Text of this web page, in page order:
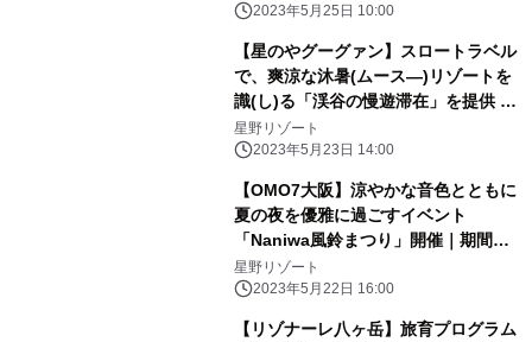
NASU(ナス)」のフルコース～| 期間：
2023年5月25日 10:00
【星のやグーグァン】スロートラベル
で、爽涼な沐暑(ムース―)リゾートを
識(し)る「渓谷の慢遊滞在」を提供 ～
森林散策や川辺のピクニックで谷關(グ
ーグァン)と「つながる」2泊3日の滞
日〜8月31日
星野リゾート
2023年5月23日 14:00
【OMO7大阪】涼やかな音色とともに
夏の夜を優雅に過ごすイベント
「Naniwa風鈴まつり」開催｜期間：
2023年6月1日～8月31日
星野リゾート
2023年5月22日 16:00
【リゾナーレ八ヶ岳】旅育プログラム